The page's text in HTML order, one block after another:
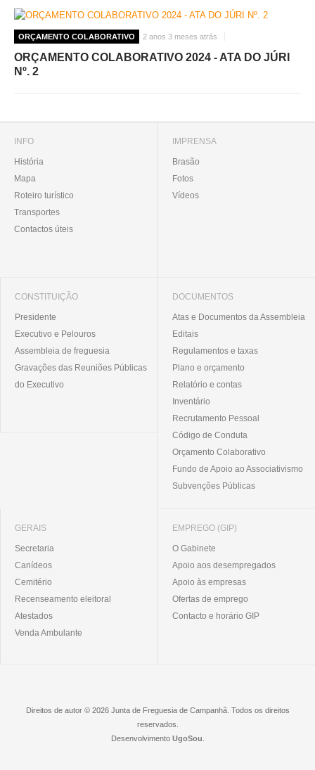
ORÇAMENTO COLABORATIVO 2 anos 3 meses atrás
ORÇAMENTO COLABORATIVO 2024 - ATA DO JÚRI
Nº. 2
INFO
História
Mapa
Roteiro turístico
Transportes
Contactos úteis
IMPRENSA
Brasão
Fotos
Vídeos
CONSTITUIÇÃO
Presidente
Executivo e Pelouros
Assembleia de freguesia
Gravações das Reuniões Públicas
do Executivo
DOCUMENTOS
Atas e Documentos da Assembleia
Editais
Regulamentos e taxas
Plano e orçamento
Relatório e contas
Inventário
Recrutamento Pessoal
Código de Conduta
Orçamento Colaborativo
Fundo de Apoio ao Associativismo
Subvenções Públicas
GERAIS
Secretaria
Canídeos
Cemitério
Recenseamento eleitoral
Atestados
Venda Ambulante
EMPREGO (GIP)
O Gabinete
Apoio aos desempregados
Apoio às empresas
Ofertas de emprego
Contacto e horário GIP
Direitos de autor © 2026 Junta de Freguesia de Campanhã. Todos os direitos
reservados.
Desenvolvimento UgoSou